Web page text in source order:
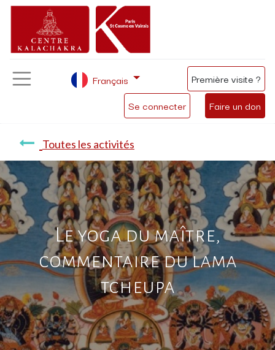
Se connecter Faire un don
Français Première visite ?
Toutes les activités
Le yoga du maître,
commentaire du lama
tcheupa